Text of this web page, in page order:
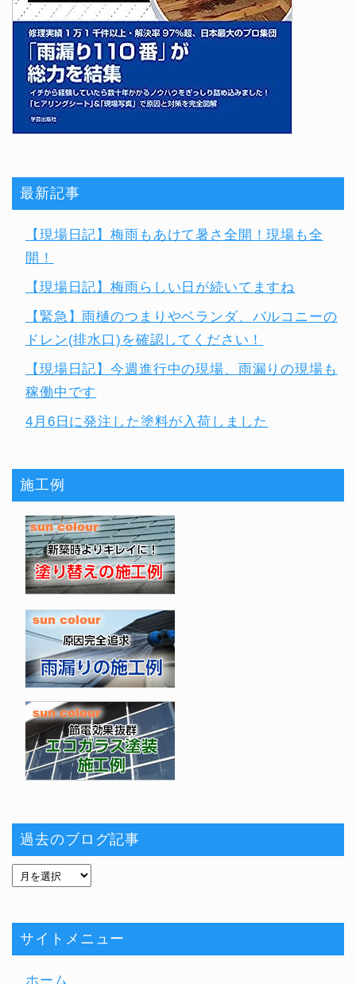
最新記事
【現場日記】梅雨もあけて暑さ全開！現場も全
開！
【現場日記】梅雨らしい日が続いてますね
【緊急】雨樋のつまりやベランダ、バルコニーの
ドレン(排水口)を確認してください！
【現場日記】今週進行中の現場、雨漏りの現場も
稼働中です
4月6日に発注した塗料が入荷しました
施工例
過去のブログ記事
サイトメニュー
ホーム